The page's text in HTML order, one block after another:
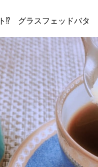
⁉ グラスフェッドバタ